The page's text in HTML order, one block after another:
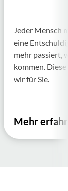
Jeder Mensch
eine
mehr passiert,
kommen.
wir für Sie.
Mehr